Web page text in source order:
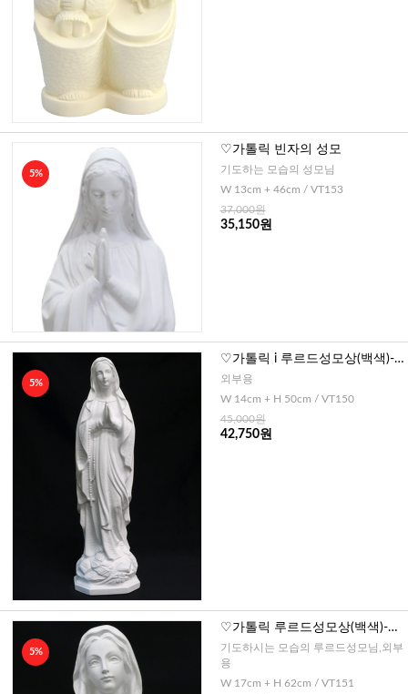
5%
♡가톨릭 빈자의 성모
기도하는 모습의 성모님
W 13cm + 46cm / VT153
37,000원
35,150원
5%
♡가톨릭 i 루르드성모상(백색)-
대 50cm
외부용
W 14cm + H 50cm / VT150
45,000원
42,750원
5%
♡가톨릭 루르드성모상(백색)-특
대 62cm
기도하시는 모습의 루르드성모님,외부
용
W 17cm + H 62cm / VT151